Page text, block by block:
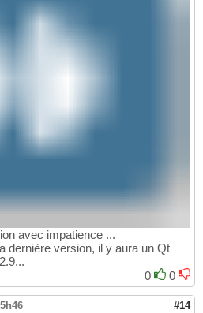
avec impatience ...
dernière version, il y aura un Qt
0
0
#14